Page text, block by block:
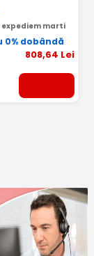
expediem marti
0% dobândă
808,64 Lei